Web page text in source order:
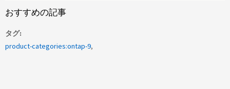
おすすめの記事
タグ
product-categories:ontap-9